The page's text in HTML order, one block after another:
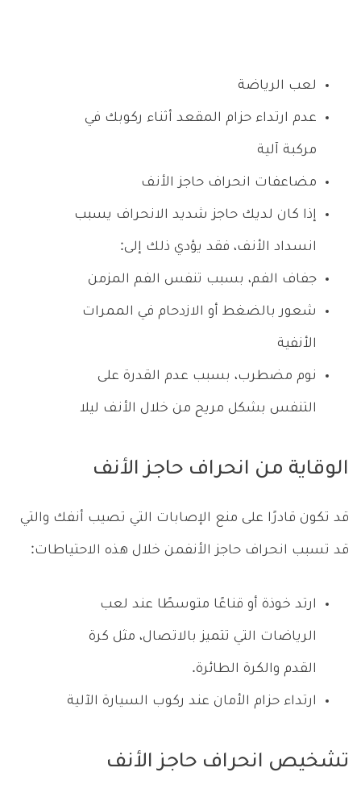
لعب الرياضة
عدم ارتداء حزام المقعد أثناء ركوبك في
مركبة آلية
مضاعفات انحراف حاجز الأنف
إذا كان لديك حاجز شديد الانحراف يسبب
انسداد الأنف، فقد يؤدي ذلك إلى:
جفاف الفم، بسبب تنفس الفم المزمن
شعور بالضغط أو الازدحام في الممرات
الأنفية
نوم مضطرب، بسبب عدم القدرة على
التنفس بشكل مريح من خلال الأنف ليلا
الوقاية من انحراف حاجز الأنف
قد تكون قادرًا على منع الإصابات التي تصيب أنفك والتي
قد تسبب انحراف حاجز الأنفمن خلال هذه الاحتياطات:
ارتد خوذة أو قناعًا متوسطًا عند لعب
الرياضات التي تتميز بالاتصال، مثل كرة
القدم والكرة الطائرة.
ارتداء حزام الأمان عند ركوب السيارة الآلية
تشخيص انحراف حاجز الأنف